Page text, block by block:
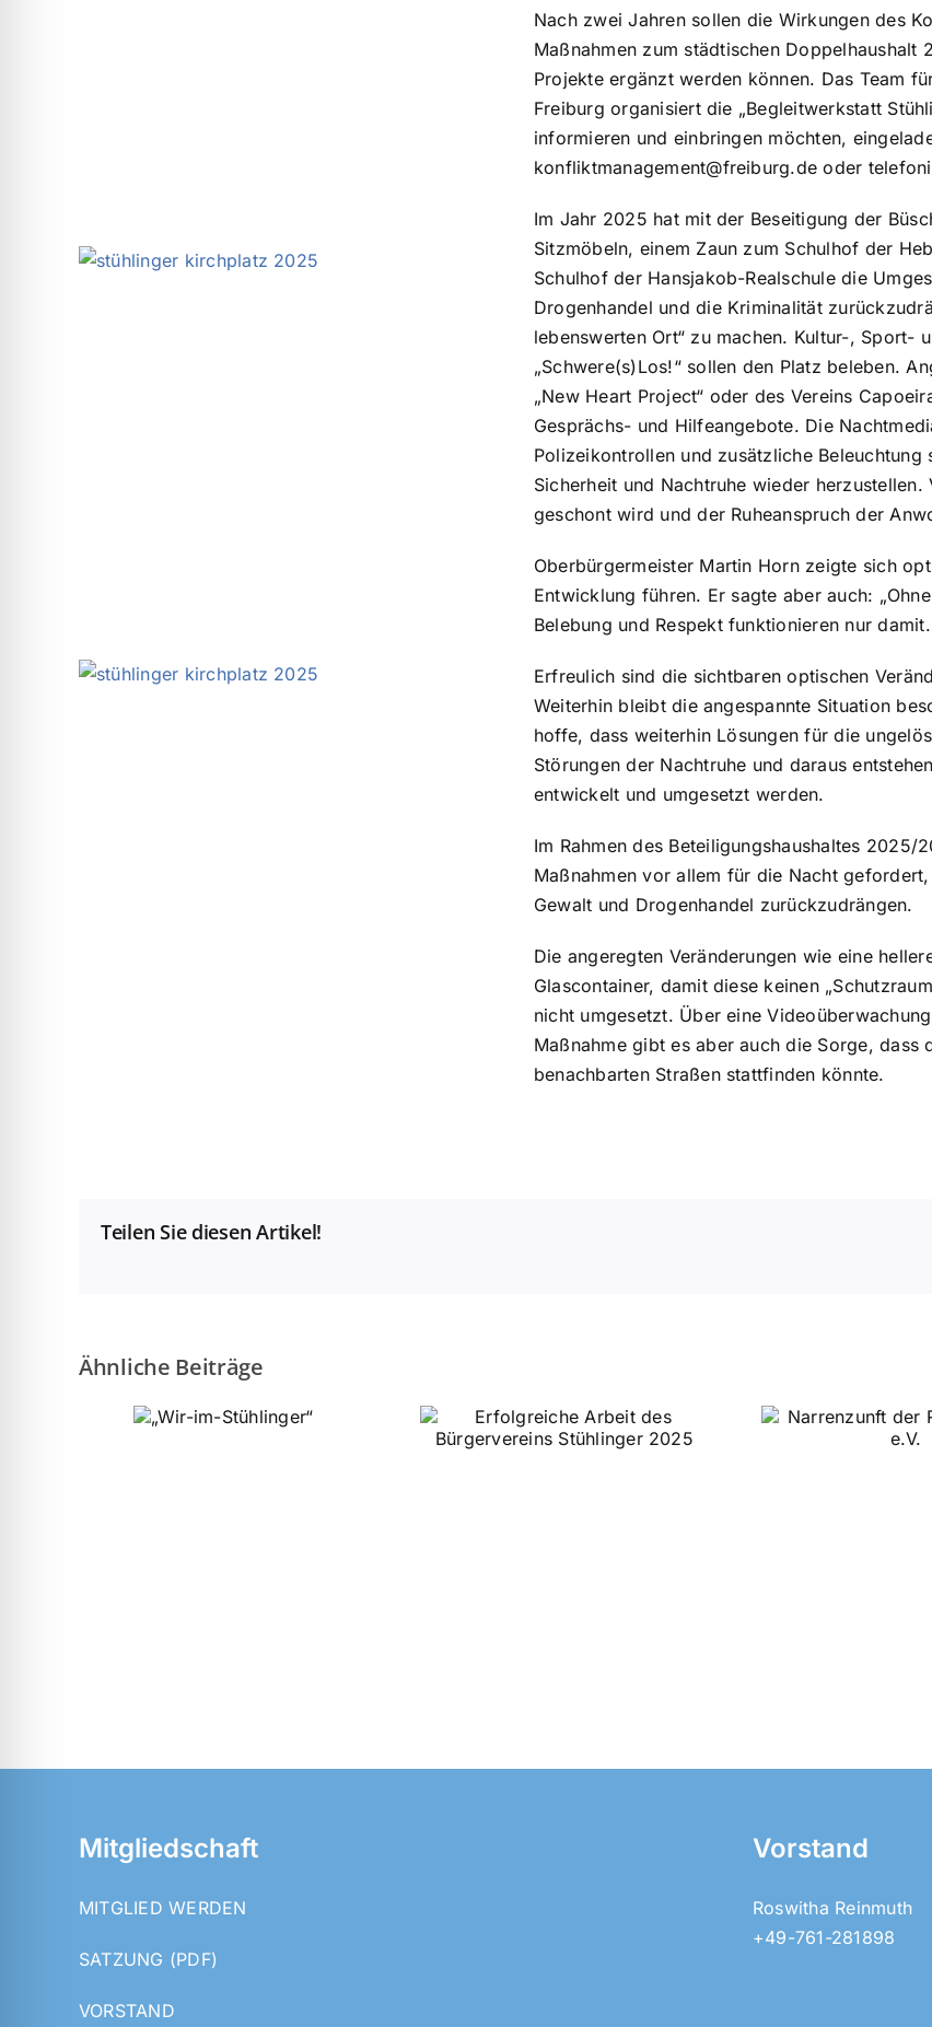
Nach zwei Jahren sollen die Wirkungen des
Maßnahmen zum städtischen
Projekte ergänzt werden können. Das Team
Freiburg organisiert die „Begleitwerkstatt
informieren und einbringen möchten,
konfliktmanagement@freiburg.de oder
Im Jahr 2025 hat mit der Beseitigung der
Sitzmöbeln, einem Zaun zum Schulhof der
Schulhof der Hansjakob-Realschule die
Drogenhandel und die Kriminalität
lebenswerten Ort“ zu machen. Kultur-, Sport-
„Schwere(s)Los!“ sollen den Platz beleben.
„New Heart Project“ oder des Vereins
Gesprächs- und Hilfeangebote. Die
Polizeikontrollen und zusätzliche
Sicherheit und Nachtruhe wieder
geschont wird und der Ruheanspruch der
Oberbürgermeister Martin Horn zeigte sich
Entwicklung führen. Er sagte aber auch:
Belebung und Respekt funktionieren nur
Erfreulich sind die sichtbaren optischen
Weiterhin bleibt die angespannte Situation
hoffe, dass weiterhin Lösungen für die
Störungen der Nachtruhe und daraus
entwickelt und umgesetzt werden.
Im Rahmen des Beteiligungshaushaltes
Maßnahmen vor allem für die Nacht
Gewalt und Drogenhandel zurückzudrängen.
Die angeregten Veränderungen wie eine
Glascontainer, damit diese keinen
nicht umgesetzt. Über eine
Maßnahme gibt es aber auch die Sorge,
benachbarten Straßen stattfinden könnte.
Teilen Sie diesen Artikel!
Ähnliche Beiträge
Erfolgreiche Arbeit des
Narrenzunft der
Pfarrer
Mitgliedschaft
MITGLIED WERDEN
SATZUNG (PDF)
VORSTAND
Vorstand
Roswitha Reinmuth
+49-761-281898